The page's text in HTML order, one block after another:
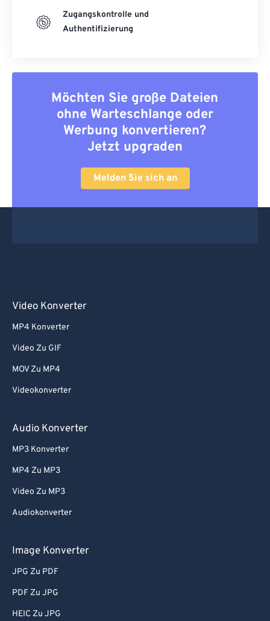
Zugangskontrolle und
Authentifizierung
Möchten Sie große Dateien
ohne Warteschlange oder
Werbung konvertieren?
Jetzt upgraden
Melden Sie sich an
Video Konverter
MP4 Konverter
Video Zu GIF
MOV Zu MP4
Videokonverter
Audio Konverter
MP3 Konverter
MP4 Zu MP3
Video Zu MP3
Audiokonverter
Image Konverter
JPG Zu PDF
PDF Zu JPG
HEIC Zu JPG